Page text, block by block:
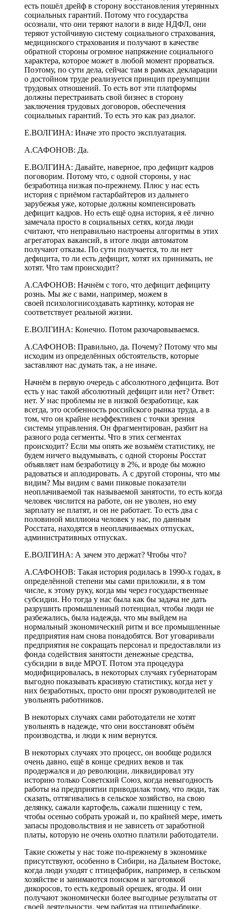
есть пошёл дрейф в сторону восстановления утерянных
социальных гарантий. Потому что государства
осознали, что они теряют налоги в виде НДФЛ, они
теряют устойчивую систему социального страхования,
медицинского страхования и получают в качестве
обратной стороны огромное напряжение социального
характера, которое может в любой момент прорваться.
Поэтому, по сути дела, сейчас там в рамках декларации
о достойном труде реализуется принцип презумпции
трудовых отношений. То есть вот эти платформы
должны перестраивать свой бизнес в сторону
заключения трудовых договоров, обеспечения
социальных гарантий. То есть это как раз диалог.
Е.ВОЛГИНА: Иначе это просто эксплуатация.
А.САФОНОВ: Да.
Е.ВОЛГИНА: Давайте, наверное, про дефицит кадров
поговорим. Потому что, с одной стороны, у нас
безработица низкая по-прежнему. Плюс у нас есть
история с приёмом гастарбайтеров из дальнего
зарубежья уже, которые должны компенсировать
дефицит кадров. Но есть ещё одна история, я её лично
замечала просто в социальных сетях, когда люди
считают, что неправильно настроены алгоритмы в этих
агрегаторах вакансий, в итоге люди автоматом
получают отказы. По сути получается, то ли нет
дефицита, то ли есть дефицит, хотят их принимать, не
хотят. Что там происходит?
А.САФОНОВ: Начнём с того, что дефицит дефициту
рознь. Мы же с вами, например, можем в
своей психологиисоздавать картинку, которая не
соответствует реальной жизни.
Е.ВОЛГИНА: Конечно. Потом разочаровываемся.
А.САФОНОВ: Правильно, да. Почему? Потому что мы
исходим из определённых обстоятельств, которые
заставляют нас думать так, а не иначе.
Начнём в первую очередь с абсолютного дефицита. Вот
есть у нас такой абсолютный дефицит или нет? Ответ:
нет. У нас проблемы не в низкой безработице, как
всегда, это особенность российского рынка труда, а в
том, что он крайне неэффективен с точки зрения
системы управления. Он фрагментирован, разбит на
разного рода сегменты. Что в этих сегментах
происходит? Если мы опять же возьмём статистику, не
будем ничего выдумывать, с одной стороны Росстат
объявляет нам безработицу в 2%, и вроде бы можно
радоваться и аплодировать. А с другой стороны, что мы
видим? Мы видим с вами пиковые показатели
неоплачиваемой так называемой занятости, то есть когда
человек числится на работе, он не уволен, но ему
зарплату не платят, и он не работает. То есть два с
половиной миллиона человек у нас, по данным
Росстата, находятся в неоплачиваемых отпусках,
административных отпусках.
Е.ВОЛГИНА: А зачем это держат? Чтобы что?
А.САФОНОВ: Такая история родилась в 1990-х годах, в
определённой степени мы сами приложили, я в том
числе, к этому руку, когда мы через государственные
субсидии. Но тогда у нас была как бы задача не дать
разрушить промышленный потенциал, чтобы люди не
разбежались, была надежда, что мы выйдем на
нормальный экономический ритм и все промышленные
предприятия нам снова понадобятся. Вот уговаривали
предприятия не сокращать персонал и предоставляли из
фонда содействия занятости денежные средства,
субсидии в виде МРОТ. Потом эта процедура
модифицировалась, в некоторых случаях губернаторам
выгодно показывать красивую статистику, когда нет у
них безработных, просто они просят руководителей не
увольнять работников.
В некоторых случаях сами работодатели не хотят
увольнять в надежде, что они восстановят объём
производства, и люди к ним вернутся.
В некоторых случаях это процесс, он вообще родился
очень давно, ещё в конце средних веков и так
продержался и до революции, ликвидировал эту
историю только Советский Союз, когда невыгодность
работы на предприятии приводилак тому, что люди, так
сказать, оттягивались в сельское хозяйство, на свою
делянку, сажали картофель, сажали пшеницу с тем,
чтобы осенью собрать урожай и, по крайней мере, иметь
запасы продовольствия и не зависеть от заработной
платы, которую не очень охотно платили работодатели.
Такие сюжеты у нас тоже по-прежнему в экономике
присутствуют, особенно в Сибири, на Дальнем Востоке,
когда люди уходят с птицефабрик, например, в сельском
хозяйстве и занимаются поиском и заготовкой
дикоросов, то есть кедровый орешек, ягоды. И они
получают экономически более выгодные результаты от
своей деятельности, чем работая на птицефабрике.